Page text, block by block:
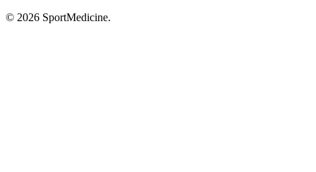
© 2026 SportMedicine.